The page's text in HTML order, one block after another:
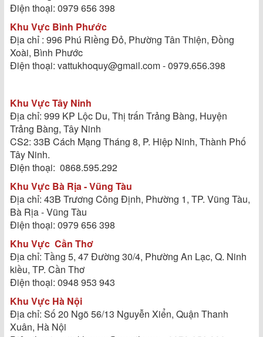
Điện thoại: 0979 656 398
Khu Vực Bình Phước
Địa chỉ : 996 Phú Riềng Đỏ, Phường Tân Thiện, Đồng
Xoài, Bình Phước
Điện thoại: vattukhoquy@gmail.com - 0979.656.398
Khu Vực Tây Ninh
Địa chỉ: 999 KP Lộc Du, Thị trấn Trảng Bàng, Huyện
Trảng Bàng, Tây Ninh
CS2: 33B Cách Mạng Tháng 8, P. Hiệp Ninh, Thành Phố
Tây Ninh.
Điện thoại: 0868.595.292
Khu Vực Bà Rịa - Vũng Tàu
Địa chỉ: 43B Trương Công Định, Phường 1, TP. Vũng Tàu,
Bà Rịa - Vũng Tàu
Điện thoại: 0979 656 398
Khu Vực Cần Thơ
Địa chỉ: Tầng 5, 47 Đường 30/4, Phường An Lạc, Q. Ninh
kiều, TP. Cần Thơ
Điện thoại: 0948 953 943
Khu Vực Hà Nội
Địa chỉ: Số 20 Ngõ 56/13 Nguyễn Xiển, Quận Thanh
Xuân, Hà Nội